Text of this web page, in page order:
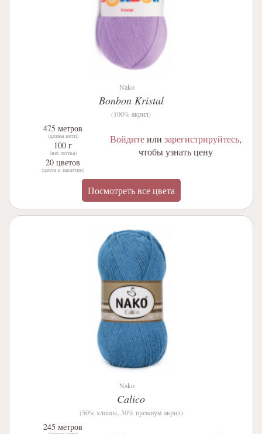
Nako
Bonbon Kristal
(100% акрил)
475 метров
(длина нити)
100 г
(вес мотка)
20 цветов
(цвета в наличии)
Войдитеили зарегистрируйтесь,
чтобы узнать цену
Посмотреть все цвета
Nako
Calico
(50% хлопок, 50% премиум акрил)
245 метров